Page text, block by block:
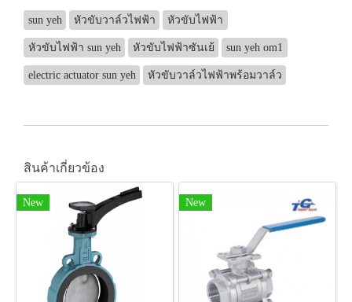
sun yeh หัวขับวาล์วไฟฟ้า หัวขับไฟฟ้า
หัวขับไฟฟ้า sun yeh หัวขับไฟฟ้าซันเย้ sun yeh om1
electric actuator sun yeh หัวขับวาล์วไฟฟ้าพร้อมวาล์ว
สินค้าเกี่ยวข้อง
New New